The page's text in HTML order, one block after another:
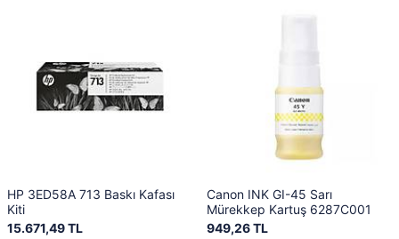
HP 3ED58A 713 Baskı Kafası
Kiti
15.671,49 TL
Canon INK GI-45 Sarı
Mürekkep Kartuş 6287C001
949,26 TL